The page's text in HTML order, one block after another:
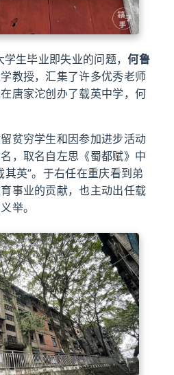
生毕业即失业的问题，何鲁
教授，汇集了许多优秀老师
唐家沱创办了载英中学，何
贫穷学生和因参加进步活动
，取名自左思《蜀都赋》中
其英”。于右任在重庆看到弟
事业的贡献，也主动出任载
举。